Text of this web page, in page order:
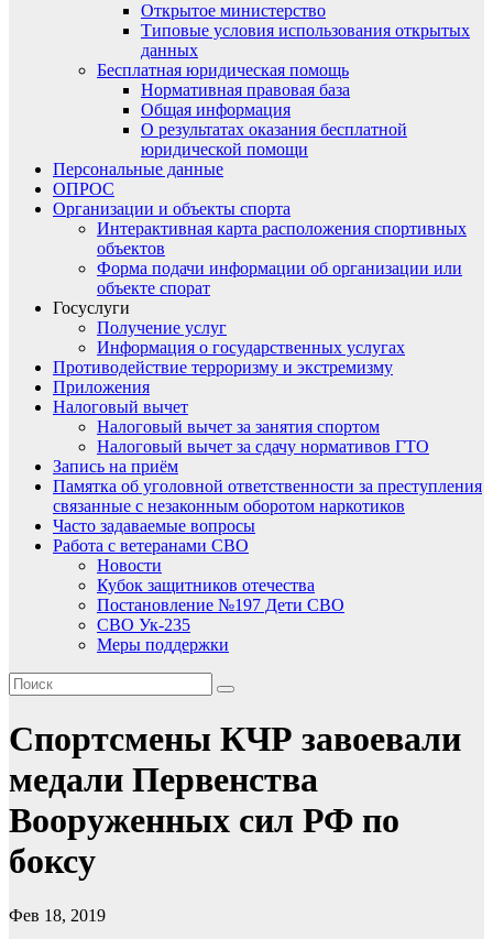
Открытое министерство
Типовые условия использования открытых
данных
Бесплатная юридическая помощь
Нормативная правовая база
Общая информация
О результатах оказания бесплатной
юридической помощи
Персональные данные
ОПРОС
Организации и объекты спорта
Интерактивная карта расположения спортивных
объектов
Форма подачи информации об организации или
объекте спорат
Госуслуги
Получение услуг
Информация о государственных услугах
Противодействие терроризму и экстремизму
Приложения
Налоговый вычет
Налоговый вычет за занятия спортом
Налоговый вычет за сдачу нормативов ГТО
Запись на приём
Памятка об уголовной ответственности за преступления
связанные с незаконным оборотом наркотиков
Часто задаваемые вопросы
Работа с ветеранами СВО
Новости
Кубок защитников отечества
Постановление №197 Дети СВО
СВО Ук-235
Меры поддержки
Спортсмены КЧР завоевали
медали Первенства
Вооруженных сил РФ по
боксу
Фев 18, 2019